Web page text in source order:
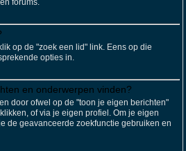
forums.
op de "zoek een lid" link. Eens op die
opties in.
en onderwerpen vinden?
door ofwel op de "toon je eigen berichten"
of via je eigen profiel. Om je eigen
de geavanceerde zoekfunctie gebruiken en